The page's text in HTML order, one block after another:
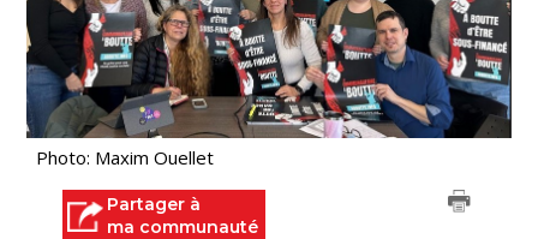
Photo: Maxim Ouellet
Partager à
ma communauté